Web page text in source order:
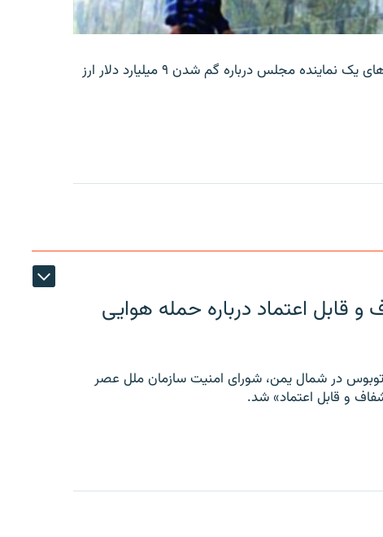
بانک مرکزی ایران روز جمعه با انتشار اطلاعیه‌ای، گفته‌های یک نماینده مجلس درباره گم شدن ۹ میلیارد دلار ارز
قابل اعتماد درباره حمله هوایی
در شمال یمن، شورای امنیت سازمان ملل عصر
و قابل اعتماد» شد.